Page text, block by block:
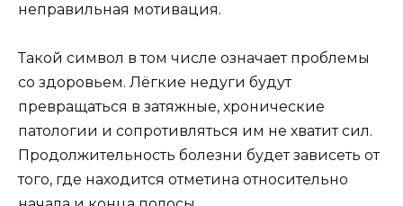
неправильная мотивация.
Такой символ в том числе означает проблемы
со здоровьем. Лёгкие недуги будут
превращаться в затяжные, хронические
патологии и сопротивляться им не хватит сил.
Продолжительность болезни будет зависеть от
того, где находится отметина относительно